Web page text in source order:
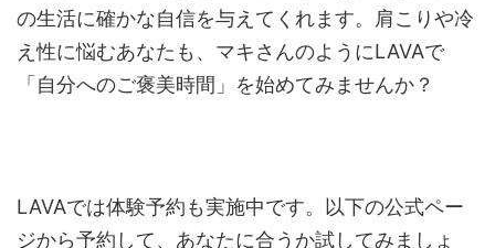
の生活に確かな自信を与えてくれます。肩こりや冷
え性に悩むあなたも、マキさんのようにLAVAで
「自分へのご褒美時間」を始めてみませんか？
LAVAでは体験予約も実施中です。以下の公式ペー
ジから予約して、あなたに合うか試してみましょ